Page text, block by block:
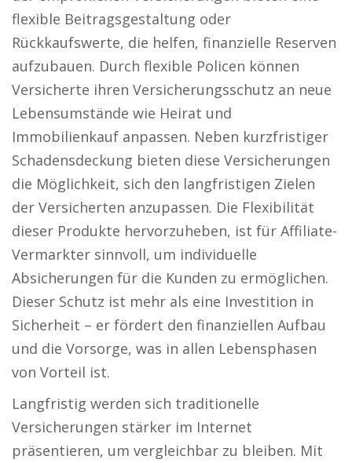
flexible Beitragsgestaltung oder
Rückkaufswerte, die helfen, finanzielle Reserven
aufzubauen. Durch flexible Policen können
Versicherte ihren Versicherungsschutz an neue
Lebensumstände wie Heirat und
Immobilienkauf anpassen. Neben kurzfristiger
Schadensdeckung bieten diese Versicherungen
die Möglichkeit, sich den langfristigen Zielen
der Versicherten anzupassen. Die Flexibilität
dieser Produkte hervorzuheben, ist für Affiliate-
Vermarkter sinnvoll, um individuelle
Absicherungen für die Kunden zu ermöglichen.
Dieser Schutz ist mehr als eine Investition in
Sicherheit – er fördert den finanziellen Aufbau
und die Vorsorge, was in allen Lebensphasen
von Vorteil ist.
Langfristig werden sich traditionelle
Versicherungen stärker im Internet
präsentieren, um vergleichbar zu bleiben. Mit